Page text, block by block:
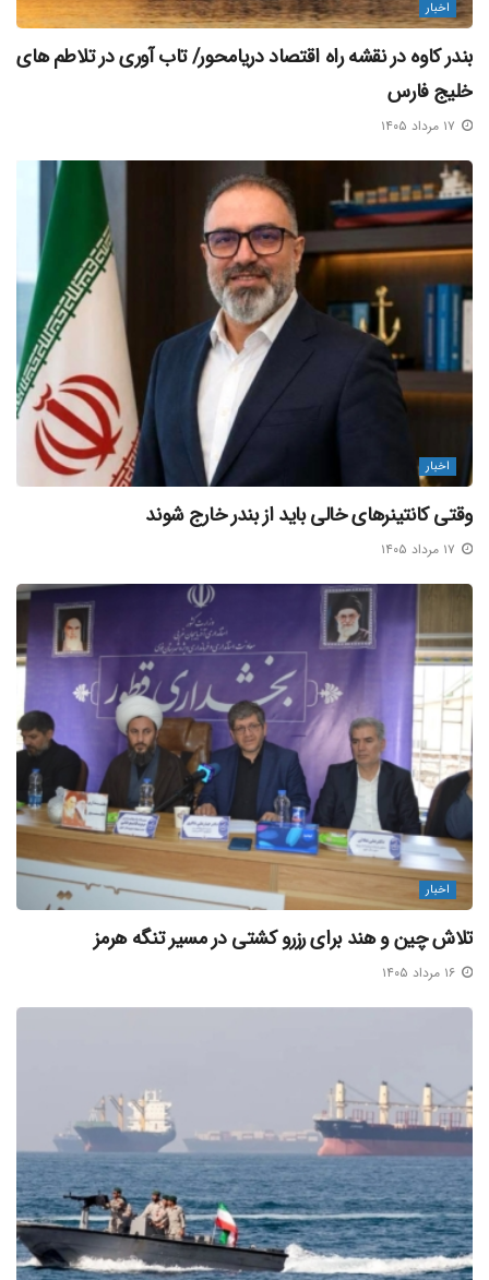
اخبار
بندر کاوه در نقشه راه اقتصاد دریامحور/ تاب‌ آوری در تلاطم‌ های
خلیج فارس
اخبار
وقتی کانتینرهای خالی باید از بندر خارج شوند
اخبار
تلاش چین و هند برای رزرو کشتی در مسیر تنگه هرمز